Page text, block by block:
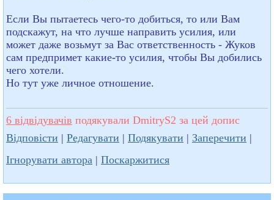
Если Вы пытаетесь чего-то добиться, то или Вам
подскажут, на что лучше направить усилия, или
может даже возьмут за Вас ответственность - Жуков
сам предпримет какие-то усилия, чтобы Вы добились
чего хотели.
Но тут уже личное отношение.
6 відвідувачів подякували DmitryS2 за цей допис
Відповісти | Редагувати | Подякувати | Заперечити |
Ігнорувати автора | Поскаржитися